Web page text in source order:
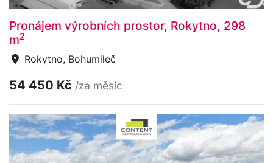
Pronájem výrobních prostor, Rokytno, 298
m2
Rokytno, Bohumileč
54 450 Kč /za měsíc